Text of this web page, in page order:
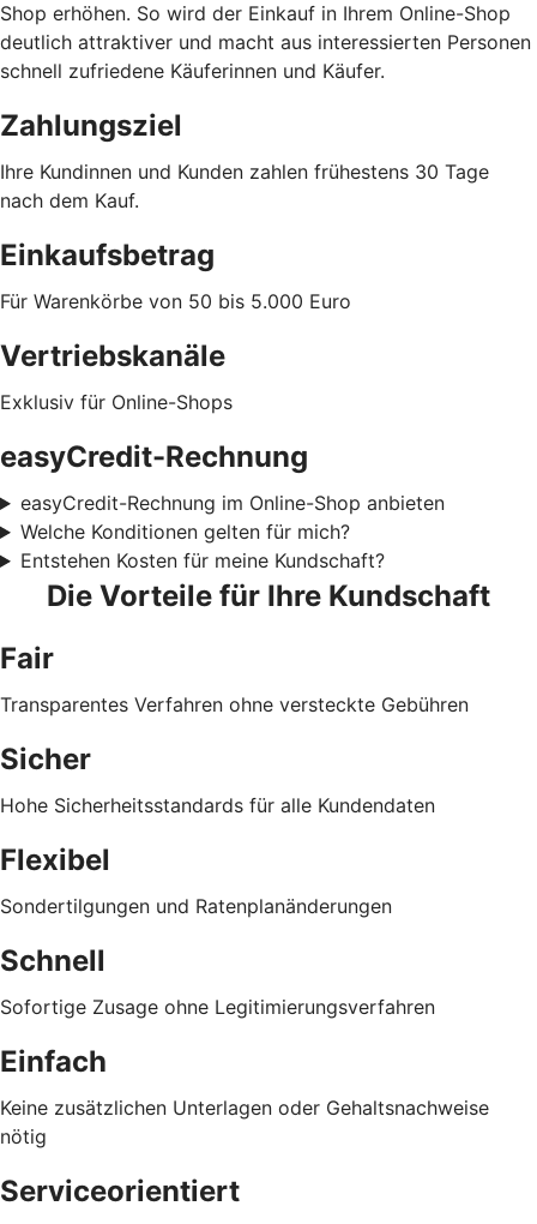
Shop erhöhen. So wird der Einkauf in Ihrem Online-Shop
deutlich attraktiver und macht aus interessierten Personen
schnell zufriedene Käuferinnen und Käufer.
Zahlungsziel
Ihre Kundinnen und Kunden zahlen frühestens 30 Tage
nach dem Kauf.
Einkaufsbetrag
Für Warenkörbe von 50 bis 5.000 Euro
Vertriebskanäle
Exklusiv für Online-Shops
easyCredit-Rechnung
easyCredit-Rechnung im Online-Shop anbieten
Welche Konditionen gelten für mich?
Entstehen Kosten für meine Kundschaft?
Die Vorteile für Ihre Kundschaft
Fair
Transparentes Verfahren ohne versteckte Gebühren
Sicher
Hohe Sicherheitsstandards für alle Kundendaten
Flexibel
Sondertilgungen und Ratenplanänderungen
Schnell
Sofortige Zusage ohne Legitimierungsverfahren
Einfach
Keine zusätzlichen Unterlagen oder Gehaltsnachweise
nötig
Serviceorientiert